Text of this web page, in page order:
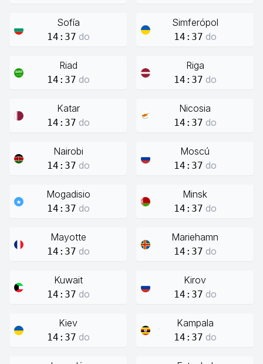
Sofía
14:37 do
Simferópol
14:37 do
Riad
14:37 do
Riga
14:37 do
Katar
14:37 do
Nicosia
14:37 do
Nairobi
14:37 do
Moscú
14:37 do
Mogadisio
14:37 do
Minsk
14:37 do
Mayotte
14:37 do
Mariehamn
14:37 do
Kuwait
14:37 do
Kirov
14:37 do
Kiev
14:37 do
Kampala
14:37 do